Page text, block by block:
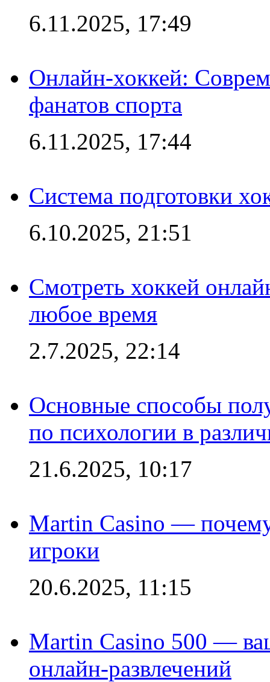
6.11.2025, 17:49
Онлайн-хоккей:
фанатов спорта
6.11.2025, 17:44
Система подготовки
6.10.2025, 21:51
Смотреть хоккей
любое время
2.7.2025, 22:14
Основные способы
по психологии в
21.6.2025, 10:17
Martin Casino —
игроки
20.6.2025, 11:15
Martin Casino 500 —
онлайн-развлечений